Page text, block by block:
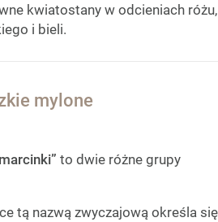
kwiatostany w odcieniach różu,
i bieli.
mylone
to dwie różne grupy
tą nazwą zwyczajową określa się